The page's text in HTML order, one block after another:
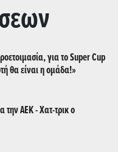
για το Super Cup
θα είναι η ομάδα!»
την ΑΕΚ - Χατ-τρικ ο